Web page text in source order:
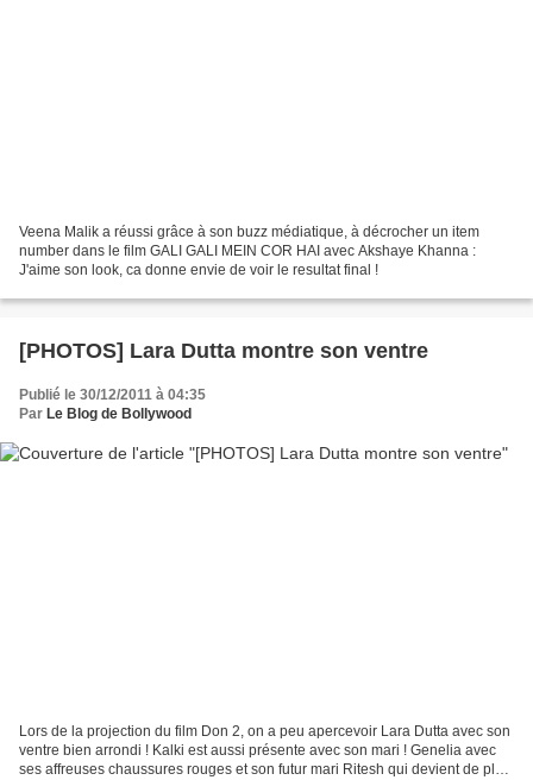
Veena Malik a réussi grâce à son buzz médiatique, à décrocher un item
number dans le film GALI GALI MEIN COR HAI avec Akshaye Khanna :
J'aime son look, ca donne envie de voir le resultat final !
[PHOTOS] Lara Dutta montre son ventre
Publié le 30/12/2011 à 04:35
Par Le Blog de Bollywood
Lors de la projection du film Don 2, on a peu apercevoir Lara Dutta avec son
ventre bien arrondi ! Kalki est aussi présente avec son mari ! Genelia avec
ses affreuses chaussures rouges et son futur mari Ritesh qui devient de plus